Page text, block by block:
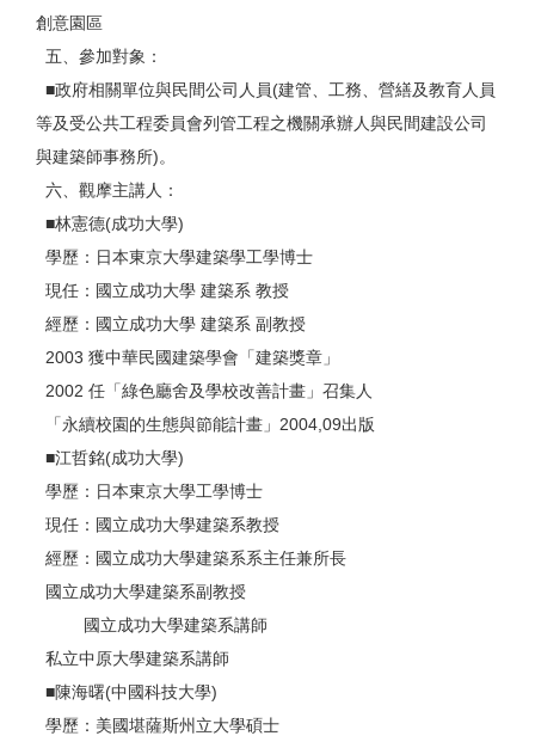
創意園區
五、參加對象：
■政府相關單位與民間公司人員(建管、工務、營繕及教育人員
等及受公共工程委員會列管工程之機關承辦人與民間建設公司
與建築師事務所)。
六、觀摩主講人：
■林憲德(成功大學)
學歷：日本東京大學建築學工學博士
現任：國立成功大學 建築系 教授
經歷：國立成功大學 建築系 副教授
2003 獲中華民國建築學會「建築獎章」
2002 任「綠色廳舍及學校改善計畫」召集人
「永續校園的生態與節能計畫」2004,09出版
■江哲銘(成功大學)
學歷：日本東京大學工學博士
現任：國立成功大學建築系教授
經歷：國立成功大學建築系系主任兼所長
國立成功大學建築系副教授
國立成功大學建築系講師
私立中原大學建築系講師
■陳海曙(中國科技大學)
學歷：美國堪薩斯州立大學碩士